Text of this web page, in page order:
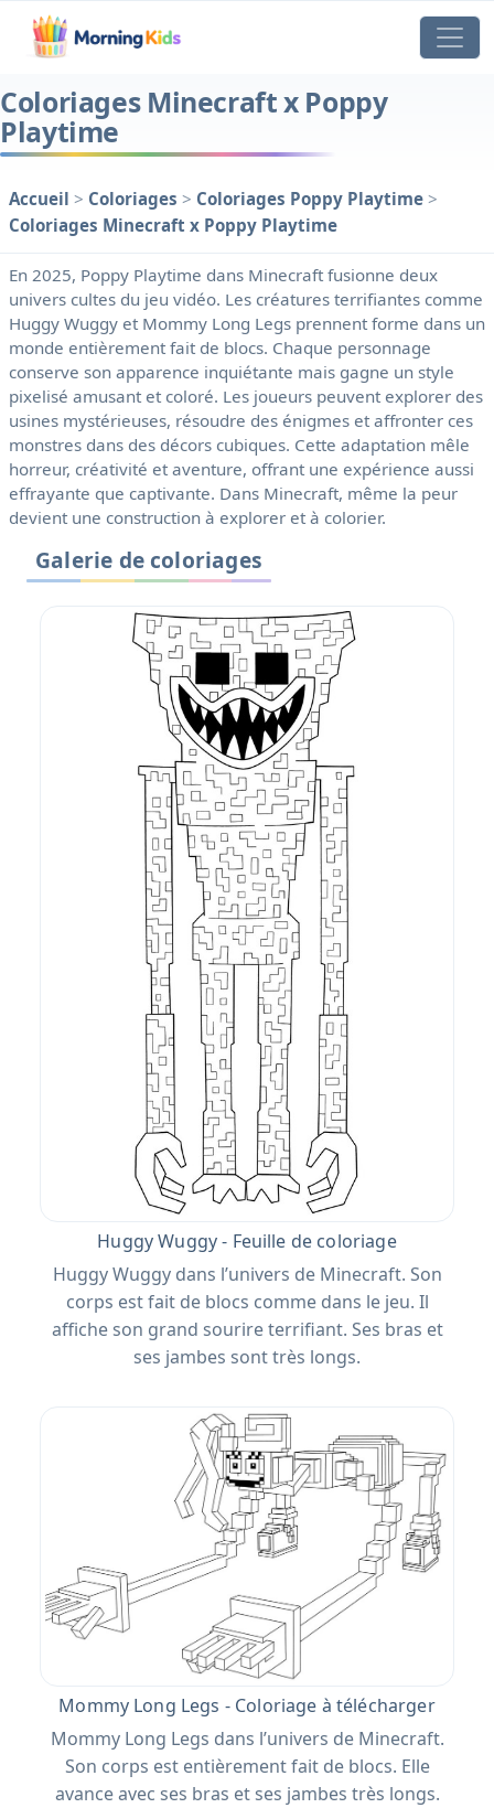
Coloriages Minecraft x Poppy
Playtime
Accueil > Coloriages > Coloriages Poppy Playtime >
Coloriages Minecraft x Poppy Playtime
En 2025, Poppy Playtime dans Minecraft fusionne deux
univers cultes du jeu vidéo. Les créatures terrifiantes comme
Huggy Wuggy et Mommy Long Legs prennent forme dans un
monde entièrement fait de blocs. Chaque personnage
conserve son apparence inquiétante mais gagne un style
pixelisé amusant et coloré. Les joueurs peuvent explorer des
usines mystérieuses, résoudre des énigmes et affronter ces
monstres dans des décors cubiques. Cette adaptation mêle
horreur, créativité et aventure, offrant une expérience aussi
effrayante que captivante. Dans Minecraft, même la peur
devient une construction à explorer et à colorier.
Galerie de coloriages
Huggy Wuggy - Feuille de coloriage
Huggy Wuggy dans l’univers de Minecraft. Son
corps est fait de blocs comme dans le jeu. Il
affiche son grand sourire terrifiant. Ses bras et
ses jambes sont très longs.
Mommy Long Legs - Coloriage à télécharger
Mommy Long Legs dans l’univers de Minecraft.
Son corps est entièrement fait de blocs. Elle
avance avec ses bras et ses jambes très longs.